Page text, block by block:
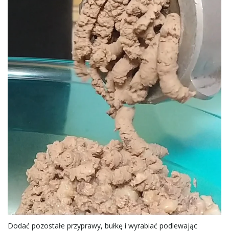
Dodać pozostałe przyprawy, bułkę i wyrabiać podlewając